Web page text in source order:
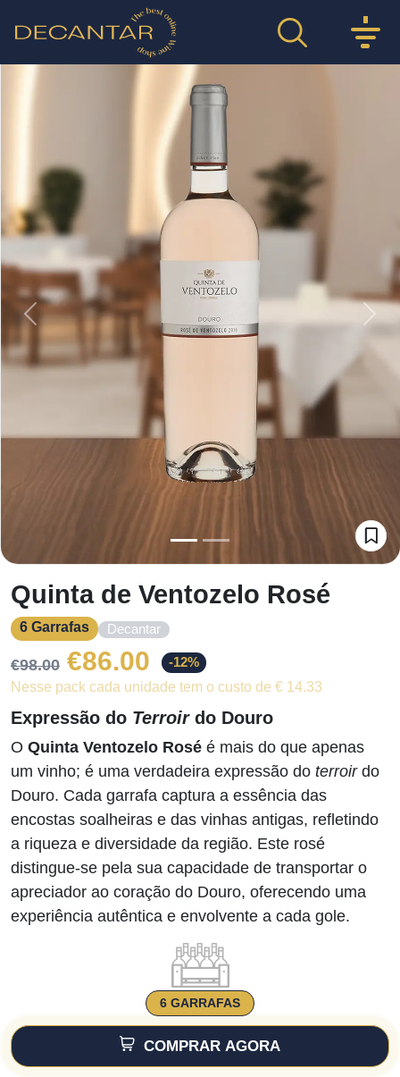
Previous
Quinta de Ventozelo Rosé
6 Garrafas Decantar
€98.00 O
preço
original
era:
€98.00.
€86.00 O
preço
atual
é:
€86.00.
-12%
Nesse pack cada unidade tem o custo de € 14.33
Expressão do Terroirdo Douro
O Quinta Ventozelo Rosé é mais do que apenas
um vinho; é uma verdadeira expressão do terroirdo
Douro. Cada garrafa captura a essência das
encostas soalheiras e das vinhas antigas, refletindo
a riqueza e diversidade da região. Este rosé
distingue-se pela sua capacidade de transportar o
apreciador ao coração do Douro, oferecendo uma
experiência autêntica e envolvente a cada gole.
6 GARRAFAS
COMPRAR AGORA